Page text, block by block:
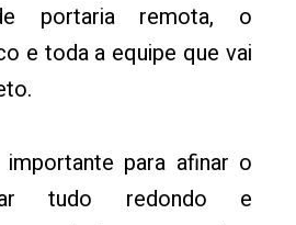
portaria remota, o
e toda a equipe que vai
para afinar o
tudo redondo e